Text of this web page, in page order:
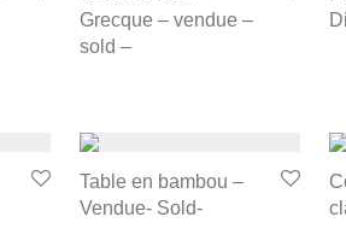
Grecque – vendue –
sold –
Table en bambou –
Vendue- Sold-